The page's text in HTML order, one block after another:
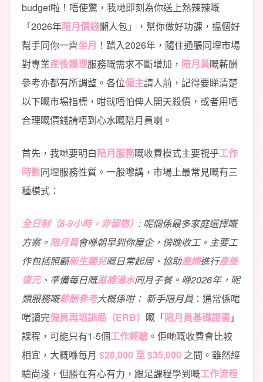
budget啦！唔使驚，我哋即刻為你送上熱辣辣嘅
「2026年陪月價錢懶人包」，幫你做好功課，搵個好
幫手同你一齊坐月 ！踏入2026年，隨住通脹同埋市場
對專業產後護理服務嘅需求不斷增加， 陪月員嘅薪酬
參考亦都有所調整。各位僱主請人前，記得要睇清楚
以下嘅市場指標，咁就唔怕俾人開天殺價，或者用唔
合理嘅價錢請唔到心水嘅陪月員喇。
首先，我哋要明白陪月服務嘅收費模式主要視乎工作
時數同埋服務性質。一般嚟講，市場上最常見嘅有三
種模式：
全日制（8-9小時，非留宿） : 呢個係最多家庭選擇嘅
方案。 陪月員會喺朝早到你屋企，傍晚收工。主要工
作包括照顧新生嬰兒嘅日常起居、協助產婦進行產後
復元、準備每日嘅滋補湯水同月子餐。喺2026年，呢
類服務嘅薪酬參考大概係咁： 新手陪月員：通常係啱
啱讀完僱員再培訓局（ERB） 嘅「陪月員基礎證書」
課程，可能只有1-5個工作經驗 。佢哋嘅收費會比較
相宜，大概喺每月 $28,000 至 $35,000 之間。雖然經
驗尚淺，但勝在有心有力，跟足課程學到嘅工作流程